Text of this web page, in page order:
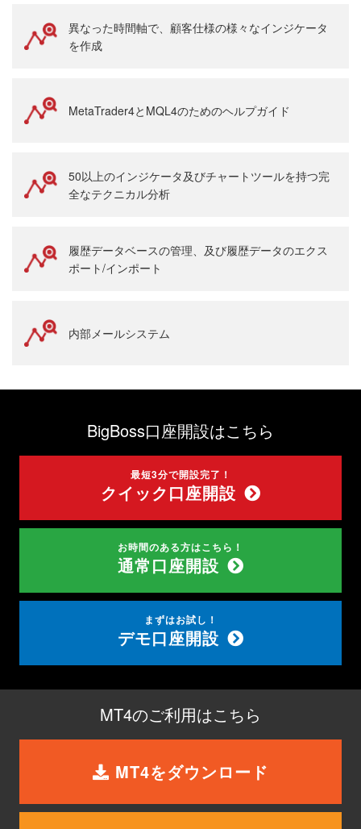
異なった時間軸で、顧客仕様の様々なインジケータ
を作成
MetaTrader4とMQL4のためのヘルプガイド
50以上のインジケータ及びチャートツールを持つ完
全なテクニカル分析
履歴データベースの管理、及び履歴データのエクス
ポート/インポート
内部メールシステム
BigBoss口座開設はこちら
最短3分で開設完了！
クイック口座開設
お時間のある方はこちら！
通常口座開設
まずはお試し！
デモ口座開設
MT4のご利用はこちら
MT4をダウンロード